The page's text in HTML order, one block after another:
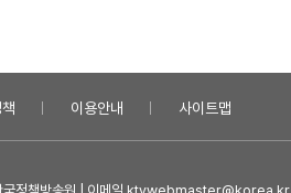
이용안내 사이트맵